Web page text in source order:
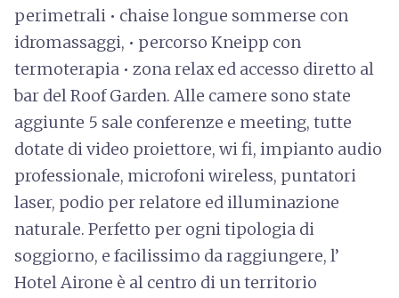
perimetrali • chaise longue sommerse con
idromassaggi, • percorso Kneipp con
termoterapia • zona relax ed accesso diretto al
bar del Roof Garden. Alle camere sono state
aggiunte 5 sale conferenze e meeting, tutte
dotate di video proiettore, wi fi, impianto audio
professionale, microfoni wireless, puntatori
laser, podio per relatore ed illuminazione
naturale. Perfetto per ogni tipologia di
soggiorno, e facilissimo da raggiungere, l’
Hotel Airone è al centro di un territorio